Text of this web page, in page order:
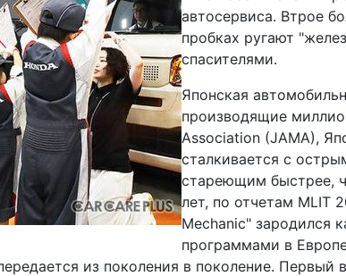
автосервиса. Втрое
пробках ругают
спасителями.
Японская
производящие
Association (JAMA),
сталкивается с
стареющим быстрее,
лет, по отчетам MLIT
Mechanic" зародился
программами в
из поколения в поколение.